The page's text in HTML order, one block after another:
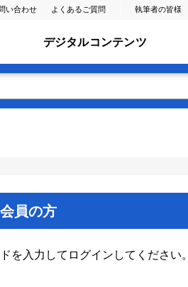
い合わせ よくあるご質問 執筆者の皆様
デジタルコンテンツ
会員の方
を入力してログインしてください。